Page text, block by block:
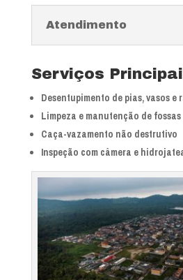
Atendimento
Serviços
Desentupimento de pias, vasos e
Limpeza e manutenção de
Caça-vazamento não destrutivo
Inspeção com câmera e